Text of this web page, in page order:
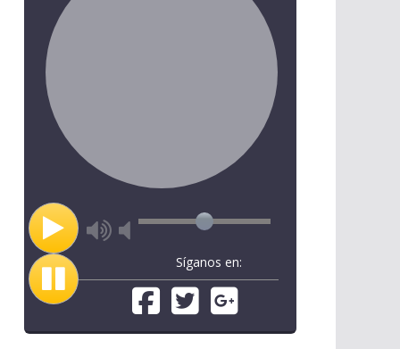
Síganos en: